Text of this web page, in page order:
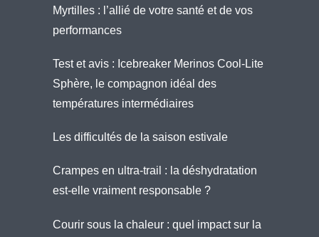
Myrtilles : l’allié de votre santé et de vos
performances
Test et avis : Icebreaker Merinos Cool-Lite
Sphère, le compagnon idéal des
températures intermédiaires
Les difficultés de la saison estivale
Crampes en ultra-trail : la déshydratation
est-elle vraiment responsable ?
Courir sous la chaleur : quel impact sur la